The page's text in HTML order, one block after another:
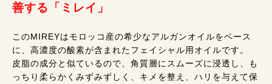
善する「ミレイ」
このMIREYはモロッコ産の希少なアルガンオイルをベース
に、高濃度の酸素が含まれたフェイシャル用オイルです。
皮脂の成分と似ているので、角質層にスムーズに浸透し、も
っちり柔らかくみずみずしく、キメを整え、ハリを与えて保